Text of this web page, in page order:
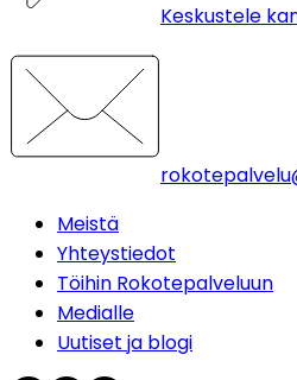
Keskustele
Meistä
Yhteystiedot
Töihin Rokotepalveluun
Medialle
Uutiset ja blogi